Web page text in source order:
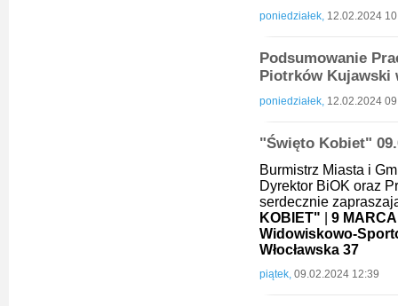
poniedziałek, 12.02.2024
Podsumowanie
Piotrków Kujawski
poniedziałek, 12.02.2024
"Święto Kobiet"
Burmistrz Miasta i
Dyrektor BiOK oraz
serdecznie
KOBIET"
9
Widowiskowo-
Włocławska 37
piątek, 09.02.2024 12:39